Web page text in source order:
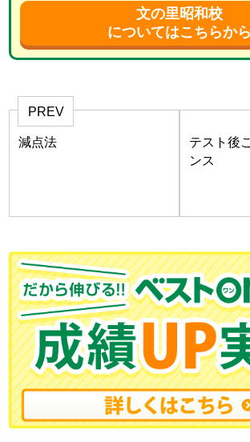
文の里昭和校
についてはこちらから
PREV
減点法
テスト後
ンス